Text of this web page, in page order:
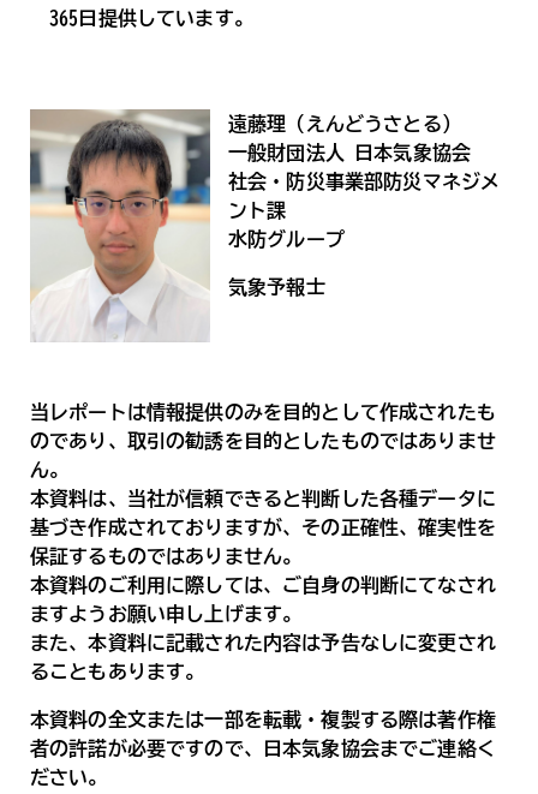
365日提供しています。
遠藤理（えんどうさとる）
一般財団法人 日本気象協会
社会・防災事業部防災マネジメ
ント課
水防グループ
気象予報士
当レポートは情報提供のみを目的として作成されたも
のであり、取引の勧誘を目的としたものではありませ
ん。
本資料は、当社が信頼できると判断した各種データに
基づき作成されておりますが、その正確性、確実性を
保証するものではありません。
本資料のご利用に際しては、ご自身の判断にてなされ
ますようお願い申し上げます。
また、本資料に記載された内容は予告なしに変更され
ることもあります。
本資料の全文または一部を転載・複製する際は著作権
者の許諾が必要ですので、日本気象協会までご連絡く
ださい。